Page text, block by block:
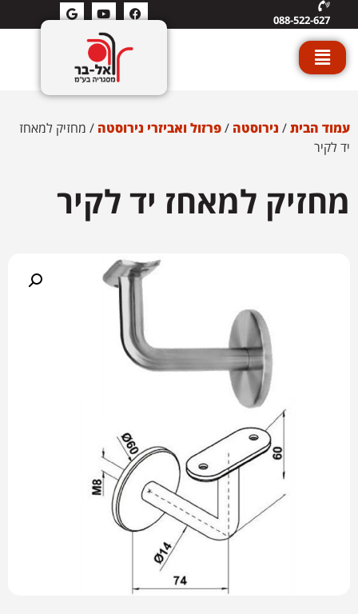
088-522-627
עמוד הבית/ נירוסטה /פרזול ואביזרי נירוסטה / מחזיק למאחז
יד לקיר
מחזיק למאחז יד לקיר